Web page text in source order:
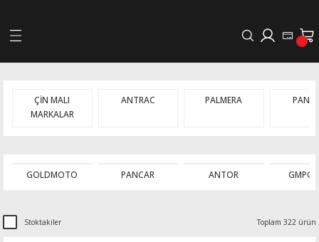
ÇİN MALI
MARKALAR
ANTRAC PALMERA
GOLDMOTO PANCAR ANTOR
Stoktakiler Toplam 322 ürün